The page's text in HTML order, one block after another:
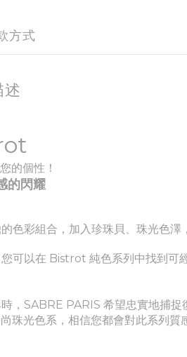
方式
述
的個性！
的閃耀
色彩組合，加入珍珠貝、珠光色澤
可以在 Bistrot 純色系列中找到可經
，SABRE PARIS 希望忠實地捕
光色系，相信您都會對此系列